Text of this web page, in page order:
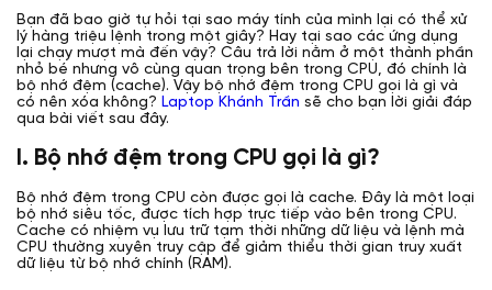
Bạn đã bao giờ tự hỏi tại sao máy tính của mình lại có thể xử
lý hàng triệu lệnh trong một giây? Hay tại sao các ứng dụng
lại chạy mượt mà đến vậy? Câu trả lời nằm ở một thành phần
nhỏ bé nhưng vô cùng quan trọng bên trong CPU, đó chính là
bộ nhớ đệm (cache). Vậy bộ nhớ đệm trong CPU gọi là gì và
có nên xóa không? Laptop Khánh Trần sẽ cho bạn lời giải đáp
qua bài viết sau đây.
I. Bộ nhớ đệm trong CPU gọi là gì?
Bộ nhớ đệm trong CPU còn được gọi là cache. Đây là một loại
bộ nhớ siêu tốc, được tích hợp trực tiếp vào bên trong CPU.
Cache có nhiệm vụ lưu trữ tạm thời những dữ liệu và lệnh mà
CPU thường xuyên truy cập để giảm thiểu thời gian truy xuất
dữ liệu từ bộ nhớ chính (RAM).